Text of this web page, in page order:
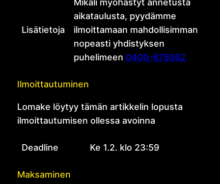
Lisätietoja
Mikäli myöhästyt annetusta
aikataulusta, pyydämme
ilmoittamaan mahdollisimman
nopeasti yhdistyksen
puhelimeen 0400-675062
Ilmoittautuminen
Lomake löytyy tämän artikkelin lopusta
ilmoittautumisen ollessa avoinna
Deadline Ke 1.2. klo 23:59
Maksaminen